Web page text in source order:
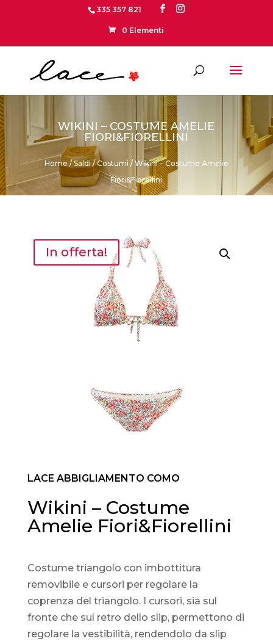
335 357 821
0 Elementi
WIKINI – COSTUME AMELIE
FIORI&FIORELLINI
Home / Saldi /Costumi / Wikini – Costume Amelie
Fiori&Fiorellini
In offerta!
LACE ABBIGLIAMENTO COMO
Wikini – Costume
Amelie Fiori&Fiorellini
Costume triangolo con imbottitura
removibile e cursori per regolare la
coprenza del triangolo. I cursori, sia sul
fronte che sul retro dello slip, permettono di
regolare la vestibilità, rendendolo da slip